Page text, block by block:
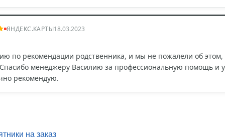
ЯНДЕКС.КАРТЫ18.03.2023
по рекомендации родственника, и мы не пожалели об этом,
менеджеру Василию за профессиональную помощь и
рекомендую.
на заказ